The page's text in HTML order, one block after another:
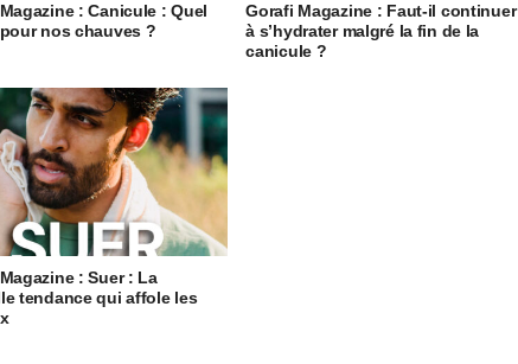
: Canicule : Quel
nos chauves ?
Gorafi Magazine : Faut-il continuer
à s’hydrater malgré la fin de la
canicule ?
: Suer : La
tendance qui affole les